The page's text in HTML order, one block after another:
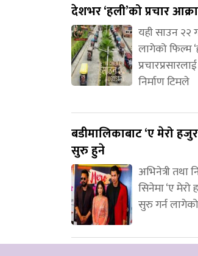
देशभर ‘हली’को प्रचार
यही साउन २२
लागेको फिल्म
निर्माण टिमले
बडीमालिकाबाट ‘ए मेरो
सुरु हुने
अभिनेत्री तथा
सिनेमा ‘ए
सुरु गर्न